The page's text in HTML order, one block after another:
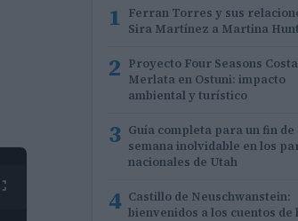
1 Ferran Torres y sus
Sira Martínez a Martina
2 Proyecto Four Seasons Costa
Merlata en Ostuni: impacto
ambiental y turístico
3 Guía completa para un fin de
semana inolvidable en los
nacionales de Utah
4 Castillo de Neuschwanstein:
bienvenidos a los cuentos de